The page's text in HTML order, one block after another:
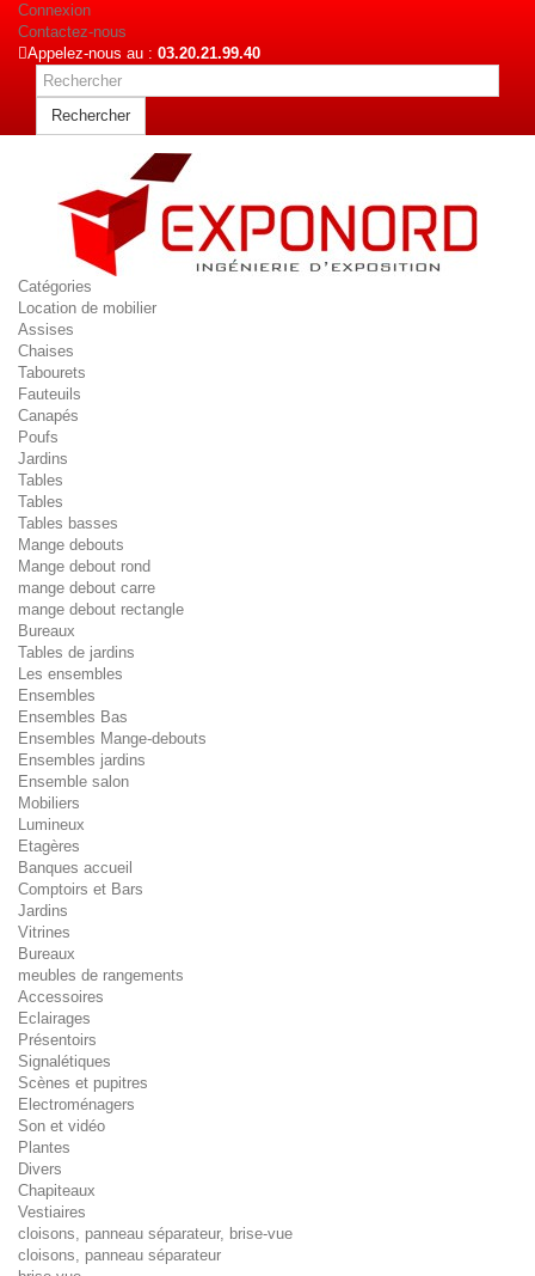
Connexion
Contactez-nous
Appelez-nous au : 03.20.21.99.40
Rechercher
Catégories
Location de mobilier
Assises
Chaises
Tabourets
Fauteuils
Canapés
Poufs
Jardins
Tables
Tables
Tables basses
Mange debouts
Mange debout rond
mange debout carre
mange debout rectangle
Bureaux
Tables de jardins
Les ensembles
Ensembles
Ensembles Bas
Ensembles Mange-debouts
Ensembles jardins
Ensemble salon
Mobiliers
Lumineux
Etagères
Banques accueil
Comptoirs et Bars
Jardins
Vitrines
Bureaux
meubles de rangements
Accessoires
Eclairages
Présentoirs
Signalétiques
Scènes et pupitres
Electroménagers
Son et vidéo
Plantes
Divers
Chapiteaux
Vestiaires
cloisons, panneau séparateur, brise-vue
cloisons, panneau séparateur